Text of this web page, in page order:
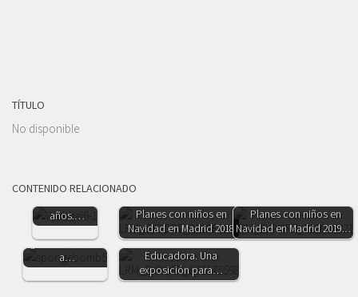
TÍTULO
No disponible
CONTENIDO RELACIONADO
regalos para
años.…
Planes con niños en
Navidad en Madrid 2018
Planes con niños en
Navidad en Madrid 2019.…
Juegos de agua
alternativos a los
globos. Refresca
a…
Madrid Ciudad
Educadora. Una
exposición para…